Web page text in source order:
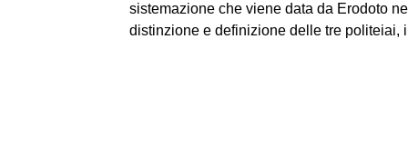
sistemazione che viene data da Erodoto
distinzione e definizione delle tre politeiai,